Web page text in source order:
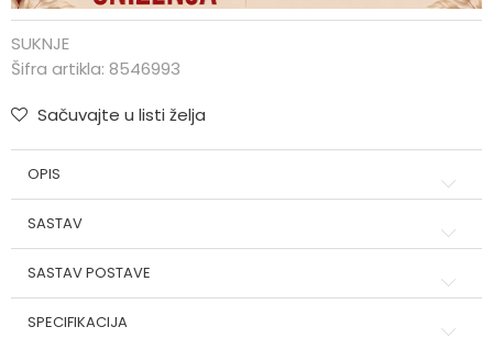
SUKNJE
Šifra artikla: 8546993
Sačuvajte u listi želja
OPIS
SASTAV
SASTAV POSTAVE
SPECIFIKACIJA